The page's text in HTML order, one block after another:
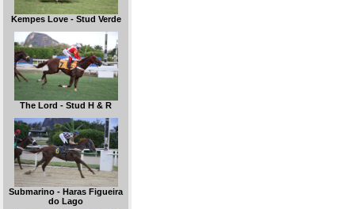
Kempes Love - Stud Verde
The Lord - Stud H & R
Submarino - Haras Figueira
do Lago